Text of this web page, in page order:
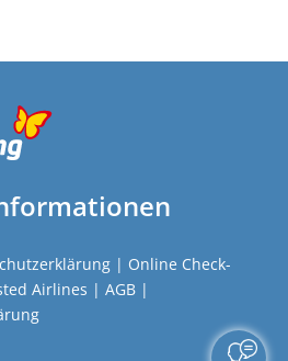
| Online Check-
Airlines | AGB|